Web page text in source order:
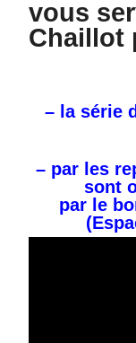
vous
Chaillot
– la série
– par les
sont
par le